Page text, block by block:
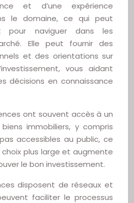
et d’une expérience
le domaine, ce qui peut
pour naviguer dans les
Elle peut fournir des
et des orientations sur
vous aidant
décisions en connaissance
ont souvent accès à un
immobiliers, y compris
accessibles au public, ce
plus large et augmente
le bon investissement.
disposent de réseaux et
faciliter le processus